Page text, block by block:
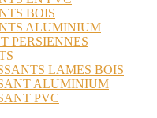
BOIS
ALUMINIUM
PERSIENNES
LAMES BOIS
ALUMINIUM
PVC